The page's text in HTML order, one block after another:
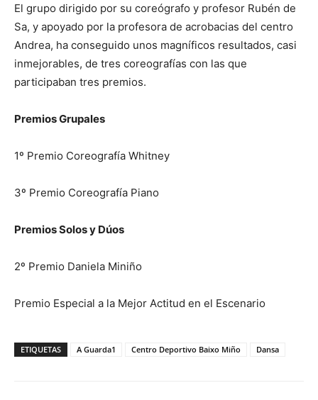
El grupo dirigido por su coreógrafo y profesor Rubén de
Sa, y apoyado por la profesora de acrobacias del centro
Andrea, ha conseguido unos magníficos resultados, casi
inmejorables, de tres coreografías con las que
participaban tres premios.
Premios Grupales
1º Premio Coreografía Whitney
3º Premio Coreografía Piano
Premios Solos y Dúos
2º Premio Daniela Miniño
Premio Especial a la Mejor Actitud en el Escenario
ETIQUETAS A Guarda1 Centro Deportivo Baixo Miño Dansa